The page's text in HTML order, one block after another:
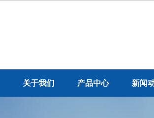
关于我们 产品中心 新闻